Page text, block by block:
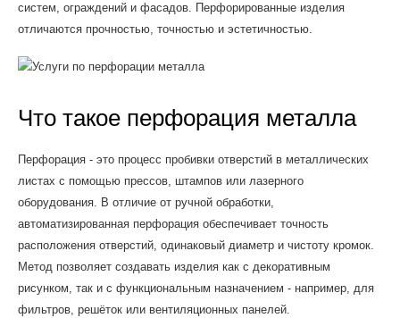
систем, ограждений и фасадов. Перфорированные изделия
отличаются прочностью, точностью и эстетичностью.
Что такое перфорация металла
Перфорация - это процесс пробивки отверстий в металлических
листах с помощью прессов, штампов или лазерного
оборудования. В отличие от ручной обработки,
автоматизированная перфорация обеспечивает точность
расположения отверстий, одинаковый диаметр и чистоту кромок.
Метод позволяет создавать изделия как с декоративным
рисунком, так и с функциональным назначением - например, для
фильтров, решёток или вентиляционных панелей.